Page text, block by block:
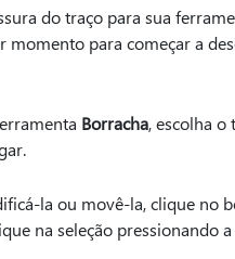
do traço para sua
momento para começar a
Borracha, escolha o
la ou movê-la, clique no
na seleção pressionando